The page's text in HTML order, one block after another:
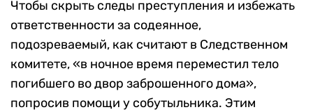
Чтобы скрыть следы преступления и избежать
ответственности за содеянное,
подозреваемый, как считают в Следственном
комитете, «в ночное время переместил тело
погибшего во двор заброшенного дома»,
попросив помощи у собутыльника. Этим